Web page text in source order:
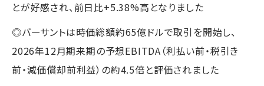
とが好感され、前日比+5.38%高となりました
◎バーサントは時価総額約65億ドルで取引を開始し、
2026年12月期来期の予想EBITDA（利払い前・税引き
前・減価償却前利益）の約4.5倍と評価されました